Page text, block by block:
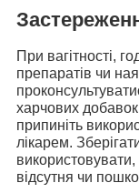
При вагітності,
препаратів чи
харчових
припиніть
лікарем.
відсутня чи